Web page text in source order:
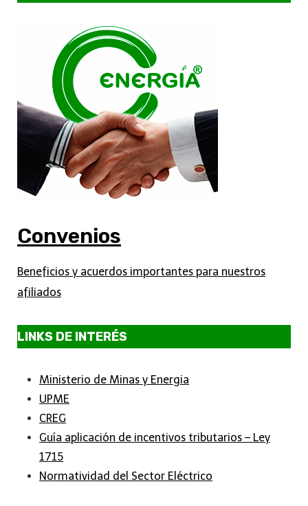
Convenios
Beneficios y acuerdos importantes para nuestros
afiliados
LINKS DE INTERÉS
Ministerio de Minas y Energia
UPME
CREG
Guía aplicación de incentivos tributarios – Ley
1715
Normatividad del Sector Eléctrico